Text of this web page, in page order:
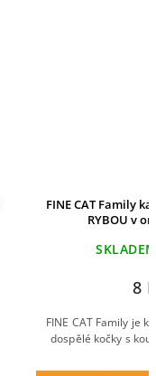
FINE CAT Family
RYBOU v
8
FINE CAT Family je
dospělé kočky s